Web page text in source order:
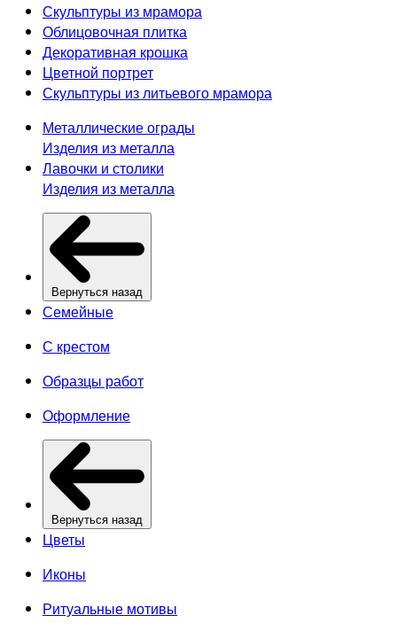
Скульптуры из мрамора
Облицовочная плитка
Декоративная крошка
Цветной портрет
Скульптуры из литьевого мрамора
Металлические ограды
Изделия из металла
Лавочки и столики
Изделия из металла
Вернуться назад
Семейные
С крестом
Образцы работ
Оформление
Вернуться назад
Цветы
Иконы
Ритуальные мотивы